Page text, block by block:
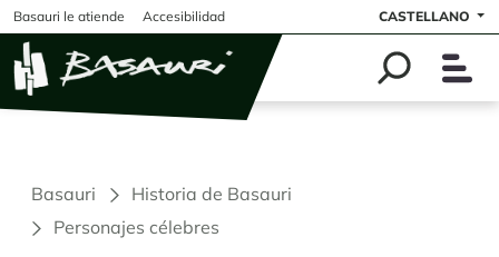
Pasar al contenido principal
Basauri le atiende Accesibilidad CASTELLANO
Basauri
Historia de Basauri
Personajes célebres